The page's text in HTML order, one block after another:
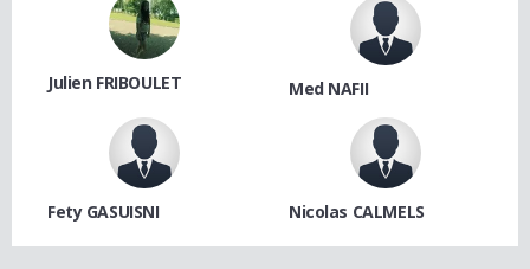
Julien FRIBOULET Med NAFII
Fety GASUISNI Nicolas CALMELS